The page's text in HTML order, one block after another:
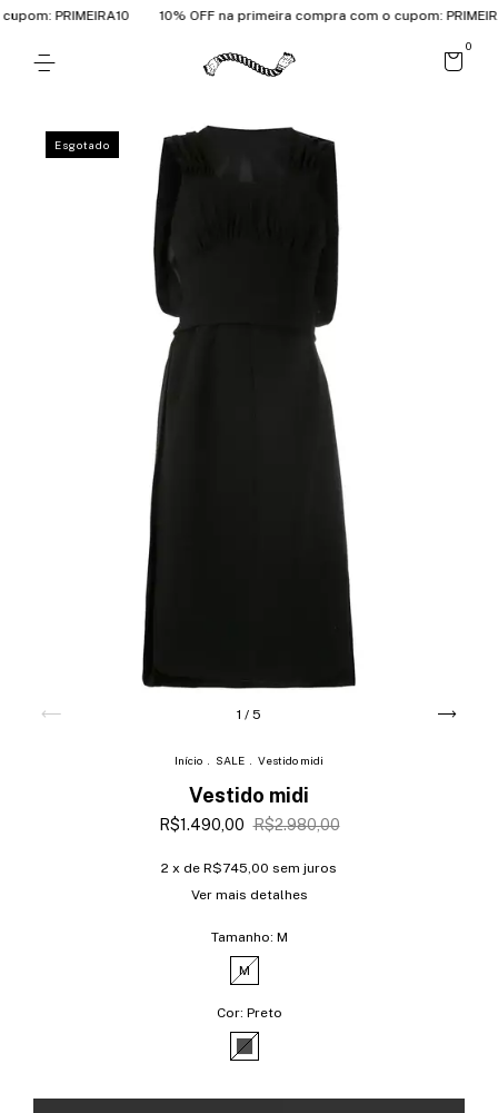
PRIMEIRA10 10% OFF na primeira compra com o cupom:
0
Esgotado
1 / 5
Início SALE Vestido midi
Vestido midi
R$1.490,00 R$2.980,00
2 x de R$745,00 sem juros
Ver mais detalhes
Tamanho: M
M
Cor: Preto